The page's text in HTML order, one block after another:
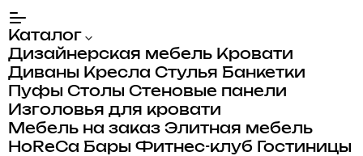
Каталог
Дизайнерская мебель Кровати
Диваны Кресла Стулья Банкетки
Пуфы Столы Стеновые панели
Изголовья для кровати
Мебель на заказ Элитная мебель
HoReCa Бары Фитнес-клуб
Гостиницы